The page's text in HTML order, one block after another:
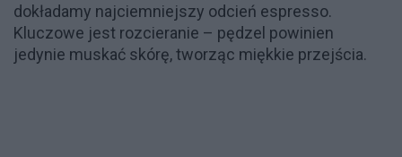
dokładamy najciemniejszy odcień espresso.
Kluczowe jest rozcieranie – pędzel powinien
jedynie muskać skórę, tworząc miękkie przejścia.